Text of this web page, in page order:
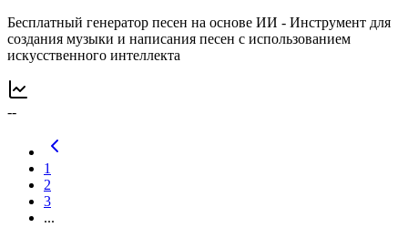
Бесплатный генератор песен на основе ИИ - Инструмент для
создания музыки и написания песен с использованием
искусственного интеллекта
--
1
2
3
...